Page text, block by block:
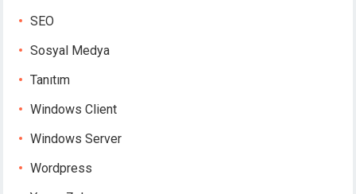
SEO
Sosyal Medya
Tanıtım
Windows Client
Windows Server
Wordpress